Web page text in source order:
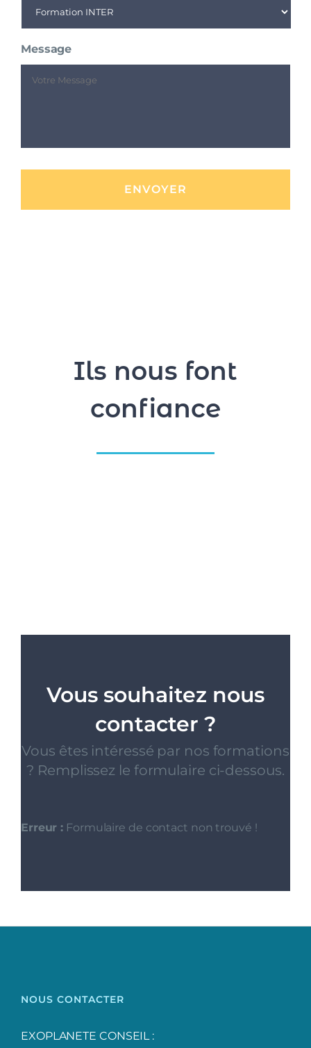
Message
Ils nous font
confiance
Vous souhaitez nous
contacter ?
Vous êtes intéressé par nos formations
? Remplissez le formulaire ci-dessous.
Erreur : Formulaire de contact non trouvé !
NOUS CONTACTER
EXOPLANETE CONSEIL :